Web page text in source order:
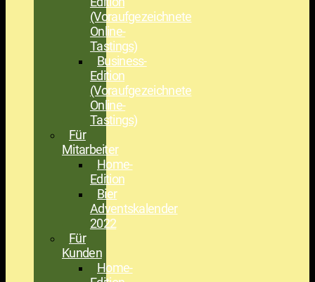
(Voraufgezeichnete
Online-
Tastings)
Business-
Edition
(Voraufgezeichnete
Online-
Tastings)
Für
Mitarbeiter
Home-
Edition
Bier
Adventskalender
2022
Für
Kunden
Home-